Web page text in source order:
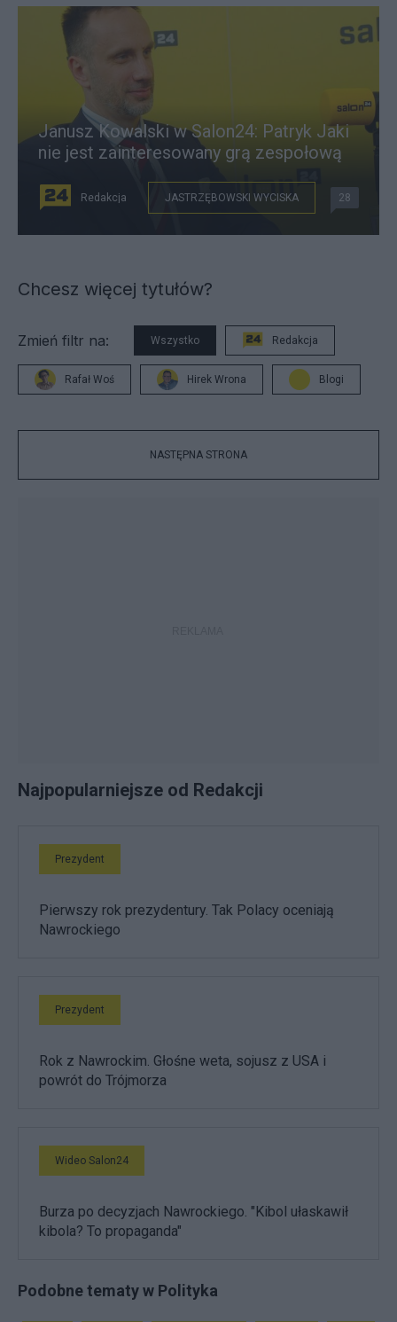
Janusz Kowalski w Salon24: Patryk Jaki
nie jest zainteresowany grą zespołową
Redakcja JASTRZĘBOWSKI WYCISKA 28
Chcesz więcej tytułów?
Zmień filtr na: Wszystko Redakcja
Rafał Woś Hirek Wrona Blogi
NASTĘPNA STRONA
Najpopularniejsze od Redakcji
Prezydent
Pierwszy rok prezydentury. Tak Polacy oceniają
Nawrockiego
Prezydent
Rok z Nawrockim. Głośne weta, sojusz z USA i
powrót do Trójmorza
Wideo Salon24
Burza po decyzjach Nawrockiego. "Kibol ułaskawił
kibola? To propaganda"
Podobne tematy w Polityka